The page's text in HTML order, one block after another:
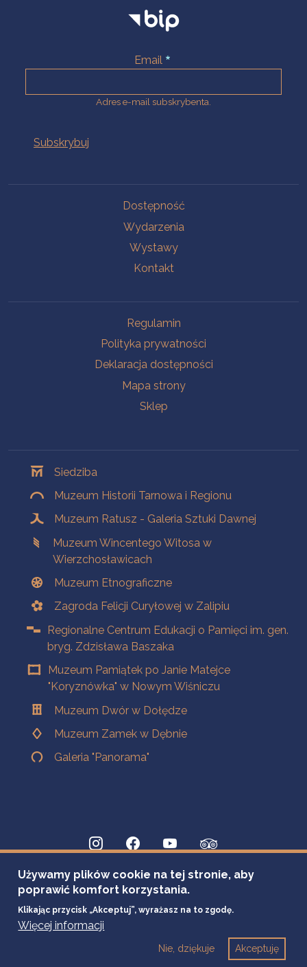
Email
Adres e-mail subskrybenta.
Dostępność
Wydarzenia
Wystawy
Kontakt
Regulamin
Polityka prywatności
Deklaracja dostępności
Mapa strony
Sklep
Siedziba
Muzeum Historii Tarnowa i Regionu
Muzeum Ratusz - Galeria Sztuki Dawnej
Muzeum Wincentego Witosa w
Wierzchosławicach
Muzeum Etnograficzne
Zagroda Felicji Curyłowej w Zalipiu
Regionalne Centrum Edukacji o Pamięci im. gen.
bryg. Zdzisława Baszaka
Muzeum Pamiątek po Janie Matejce
"Koryznówka" w Nowym Wiśniczu
Muzeum Dwór w Dołędze
Muzeum Zamek w Dębnie
Galeria "Panorama"
Używamy plików cookie na tej stronie, aby
poprawić komfort korzystania.
Klikając przycisk „Akceptuj”, wyrażasz na to zgodę.
Więcej informacji
Akceptuję
Nie, dziękuje